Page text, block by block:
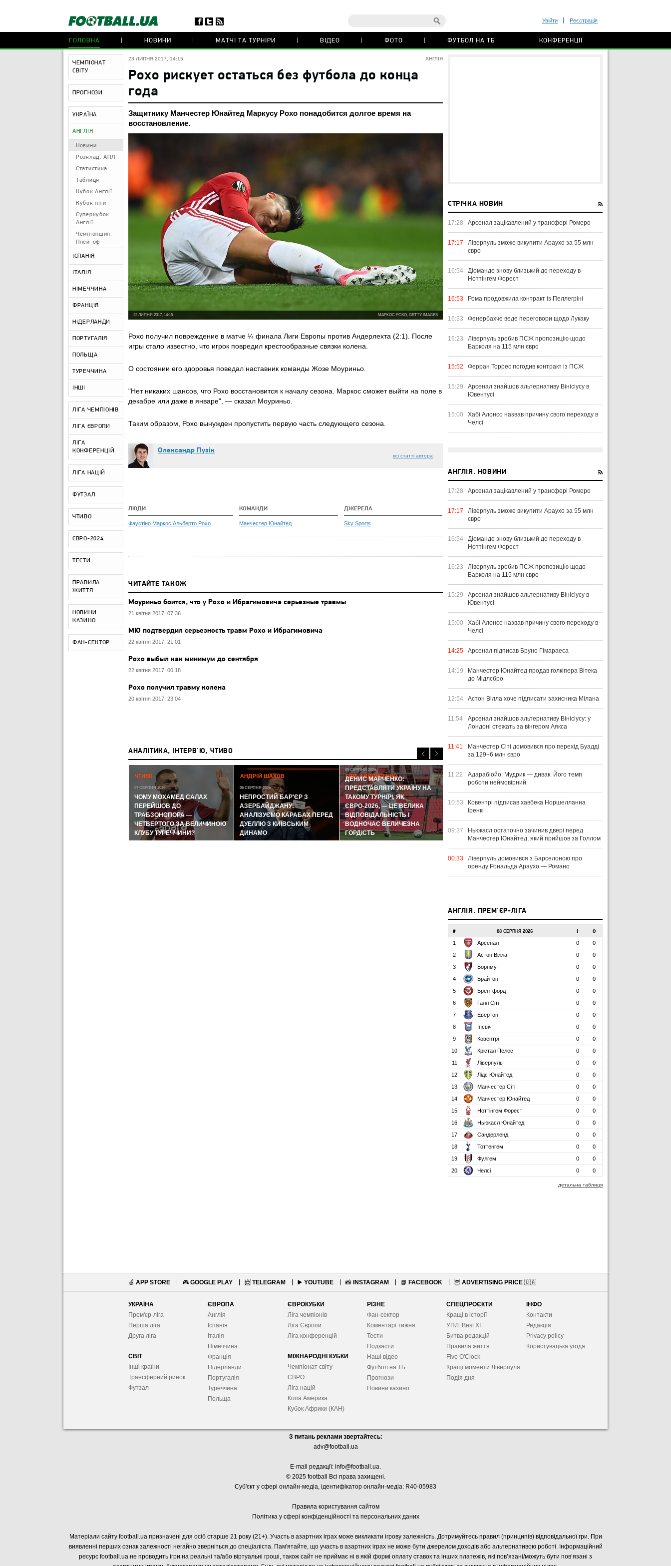
Увійти Реєстрація
ГОЛОВНА НОВИНИ МАТЧІ ТА ТУРНІРИ ВІДЕО ФОТО ФУТБОЛ НА ТБ КОНФЕРЕНЦІЇ
ЧЕМПІОНАТ
СВІТУ
ПРОГНОЗИ
УКРАЇНА
АНГЛІЯ
Новини
Розклад. АПЛ
Статистика
Таблиця
Кубок Англії
Кубок ліги
Суперкубок
Англії
Чемпіоншип.
Плей-оф
ІСПАНІЯ
ІТАЛІЯ
НІМЕЧЧИНА
ФРАНЦІЯ
НІДЕРЛАНДИ
ПОРТУГАЛІЯ
ПОЛЬЩА
ТУРЕЧЧИНА
ІНШІ
ЛІГА ЧЕМПІОНІВ
ЛІГА ЄВРОПИ
ЛІГА
КОНФЕРЕНЦІЙ
ЛІГА НАЦІЙ
ФУТЗАЛ
ЧТИВО
ЄВРО-2024
ТЕСТИ
ПРАВИЛА
ЖИТТЯ
НОВИНИ
КАЗИНО
ФАН-СЕКТОР
АНГЛІЯ
23 ЛИПНЯ 2017, 14:15
Рохо рискует остаться без футбола до конца
года
Защитнику Манчестер Юнайтед Маркусу Рохо понадобится долгое время на
восстановление.
МАРКОС РОХО, GETTY IMAGES
23 ЛИПНЯ 2017, 14:15
Рохо получил повреждение в матче ¼ финала Лиги Европы против Андерлехта (2:1). После
игры стало известно, что игрок повредил крестообразные связки колена.
О состоянии его здоровья поведал наставник команды Жозе Моуриньо.
"Нет никаких шансов, что Рохо восстановится к началу сезона. Маркос сможет выйти на поле в
декабре или даже в январе", — сказал Моуриньо.
Таким образом, Рохо вынужден пропустить первую часть следующего сезона.
Олександр Пузік
всі статті автора
ЛЮДИ
Фаустіно Маркос Альберто Рохо
КОМАНДИ
Манчестер Юнайтед
ДЖЕРЕЛА
Sky Sports
ЧИТАЙТЕ ТАКОЖ
Моуриньо боится, что у Рохо и Ибрагимовича серьезные травмы
21 квітня 2017, 07:36
МЮ подтвердил серьезность травм Рохо и Ибрагимовича
22 квітня 2017, 21:01
Рохо выбыл как минимум до сентября
22 квітня 2017, 00:18
Рохо получил травму колена
20 квітня 2017, 23:04
АНАЛІТИКА, ІНТЕРВ'Ю, ЧТИВО
ЧТИВО
07 СЕРПНЯ 2026
ЧОМУ МОХАМЕД САЛАХ
ПЕРЕЙШОВ ДО
ТРАБЗОНСПОРА —
ЧЕТВЕРТОГО ЗА ВЕЛИЧИНОЮ
КЛУБУ ТУРЕЧЧИНИ?
АНДРІЙ ШАХОВ
05 СЕРПНЯ 2026
НЕПРОСТИЙ БАР'ЄР З
АЗЕРБАЙДЖАНУ:
АНАЛІЗУЄМО КАРАБАХ ПЕРЕД
ДУЕЛЛЮ З КИЇВСЬКИМ
ДИНАМО
ГЛІБ АНДРУСЕНКО
05 СЕРПНЯ 2026
ДЕНИС МАРЧЕНКО:
ПРЕДСТАВЛЯТИ УКРАЇНУ НА
ТАКОМУ ТУРНІРІ, ЯК
ЄВРО-2026, — ЦЕ ВЕЛИКА
ВІДПОВІДАЛЬНІСТЬ І
ВОДНОЧАС ВЕЛИЧЕЗНА
ГОРДІСТЬ
ЧТИВО
ТУРІ ЕКСТРАКЛЯСИ: МАЦЕНКО
ПЕРЕМАГАЄ, РОМАНЧУК
БЕЗ ОЧОК
УКРАЇНА
КОМАНД
СТРІЧКА НОВИН
17:28 Арсенал зацікавлений у трансфері Ромеро
17:17
Ліверпуль зможе викупити Араухо за 55 млн
євро
16:54
Діоманде знову близький до переходу в
Ноттінгем Форест
16:53 Рома продовжила контракт із Пеллегріні
16:33 Фенербахче веде переговори щодо Лукаку
16:23
Ліверпуль зробив ПСЖ пропозицію щодо
Барколя на 115 млн євро
15:52 Ферран Торрес погодив контракт із ПСЖ
15:29
Арсенал знайшов альтернативу Вінісіусу в
Ювентусі
15:00
Хабі Алонсо назвав причину свого переходу в
Челсі
АНГЛІЯ. НОВИНИ
17:28 Арсенал зацікавлений у трансфері Ромеро
17:17
Ліверпуль зможе викупити Араухо за 55 млн
євро
16:54
Діоманде знову близький до переходу в
Ноттінгем Форест
16:23
Ліверпуль зробив ПСЖ пропозицію щодо
Барколя на 115 млн євро
15:29
Арсенал знайшов альтернативу Вінісіусу в
Ювентусі
15:00
Хабі Алонсо назвав причину свого переходу в
Челсі
14:25 Арсенал підписав Бруно Гімараеса
14:19
Манчестер Юнайтед продав голкіпера Вітека
до Мідлсбро
12:54 Астон Вілла хоче підписати захисника Мілана
11:54
Арсенал знайшов альтернативу Вінісіусу: у
Лондоні стежать за вінгером Аякса
11:41
Манчестер Сіті домовився про перехід Буадді
за 129+6 млн євро
11:22
Адарабіойо: Мудрик — дивак. Його темп
роботи неймовірний
10:53
Ковентрі підписав хавбека Норшелланна
Їренкі
09:37
Ньюкасл остаточно зачинив двері перед
Манчестер Юнайтед, який прийшов за Голлом
00:33
Ліверпуль домовився з Барселоною про
оренду Рональда Араухо — Романо
АНГЛІЯ. ПРЕМ'ЄР-ЛІГА
# 08 СЕРПНЯ 2026 О
1 Арсенал 0
0
2
Астон Вілла 0
0
3
Борнмут 0
0
4
Брайтон 0
0
5
Брентфорд 0
0
6
Галл Сіті 0
0
7
Евертон 0
0
8
Іпсвіч 0
0
9
Ковентрі 0
0
10
Крістал Пелес 0
0
11
Ліверпуль 0
0
12
Лідс Юнайтед 0
0
13
Манчестер Сіті 0
0
14
Манчестер Юнайтед 0
0
15
Ноттінгем Форест 0
0
16
Ньюкасл Юнайтед 0
0
17
Сандерленд 0
0
18
Тоттенгем 0
0
19
Фулгем 0
0
20
Челсі 0 0
детальна таблиця
🍏 APP STORE 🎮 GOOGLE PLAY 📨 TELEGRAM ▶️ YOUTUBE 📸 INSTAGRAM 📘 FACEBOOK 🦉 ADVERTISING PRICE 🇺🇦
УКРАЇНА
Прем'єр-ліга
Перша ліга
Друга ліга
СВІТ
Інші країни
Трансферний ринок
Футзал
ЄВРОПА
Англія
Іспанія
Італія
Німеччина
Франція
Нідерланди
Португалія
Туреччина
Польща
ЄВРОКУБКИ
Ліга чемпіонів
Ліга Європи
Ліга конференцій
МІЖНАРОДНІ КУБКИ
Чемпіонат світу
ЄВРО
Ліга націй
Копа Америка
Кубок Африки (КАН)
РІЗНЕ
Фан-сектор
Коментарі тижня
Тести
Подкасти
Наші відео
Футбол на ТБ
Прогнози
Новини казино
СПЕЦПРОЄКТИ
Кращі в історії
УПЛ. Best XІ
Битва редакцій
Правила життя
Five O'Clock
Кращі моменти Ліверпуля
Подія дня
ІНФО
Контакти
Редакція
Privacy policy
Користувацька угода
З питань реклами звертайтесь:
adv@football.ua
E-mail редакції: info@football.ua.
© 2025 football Всі права захищені.
Суб'єкт у сфері онлайн-медіа, ідентифікатор онлайн-медіа: R40-05983
Правила користування сайтом
Політика у сфері конфіденційності та персональних даних
Матеріали сайту football.ua призначені для осіб старше 21 року (21+). Участь в азартних іграх може викликати ігрову залежність. Дотримуйтесь правил (принципів) відповідальної гри. При
виявленні перших ознак залежності негайно зверніться до спеціаліста. Пам'ятайте, що участь в азартних іграх не може бути джерелом доходів або альтернативою роботі. Інформаційний
ресурс football.ua не проводить ігри на реальні та/або віртуальні гроші, також сайт не приймає ні в якій формі оплату ставок та інших платежів, які пов’язані/можуть бути пов’язані з